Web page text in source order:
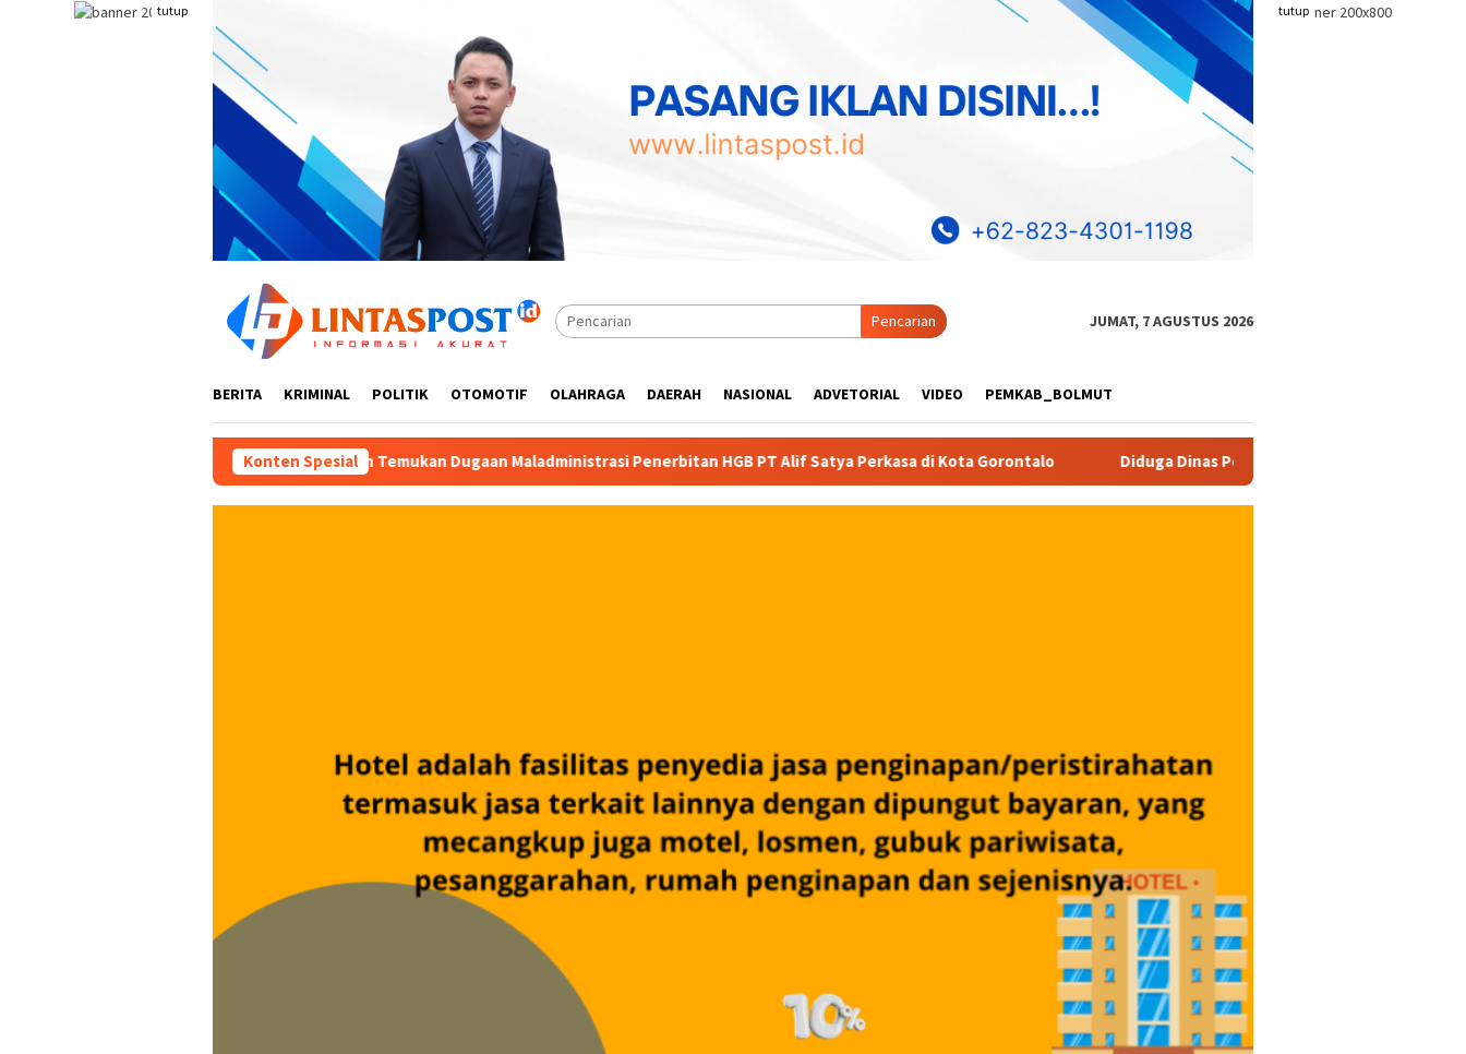
tutup tutup
Pencarian JUMAT, 7 AGUSTUS 2026
BERITA KRIMINAL POLITIK OTOMOTIF OLAHRAGA DAERAH NASIONAL ADVETORIAL VIDEO PEMKAB_BOLMUT
Konten Spesial
Ombudsman Temukan Dugaan Maladministrasi Penerbitan HGB PT Alif Satya Perkasa di Kota Gorontalo Diduga Dinas Pendidikan Provinsi Gorontalo Markup Harga Pengadaan